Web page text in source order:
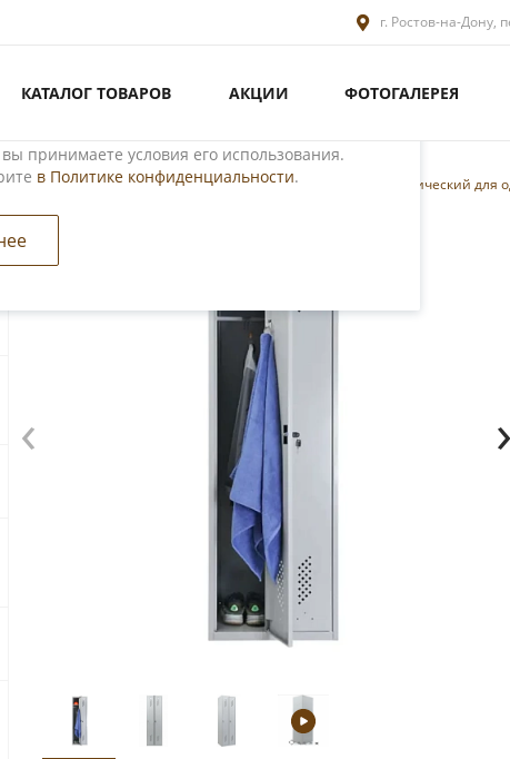
Cookie
нашими специалистами и
принимаете условия его использования.
в Политике конфиденциальности.
г. Ростов-на-Дону,
КАТАЛОГ ТОВАРОВ АКЦИИ ФОТОГАЛЕРЕЯ
шкафы / Шкафы для раздевалок Шкаф металлический для
Хит
‹ ›